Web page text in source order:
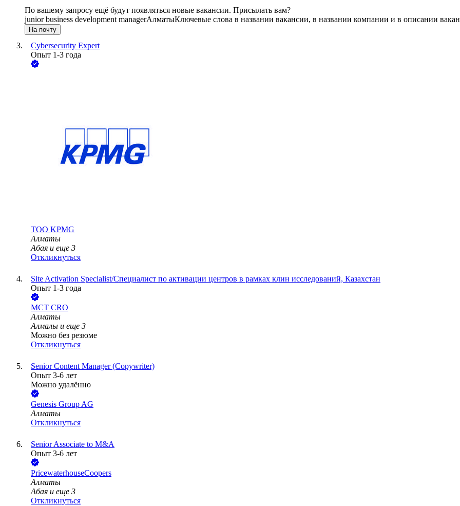
По вашему запросу ещё будут появляться новые вакансии. Присылать вам?
junior business development managerАлматыКлючевые слова в названии вакансии, в названии компании и в описании
На почту
Cybersecurity Expert
Опыт 1-3 года
ТОО KPMG
Алматы
Абая и еще 3
Откликнуться
Site Activation Specialist/Специалист по активации центров в рамках клин исследований, Казахстан
Опыт 1-3 года
MCT CRO
Алматы
Алмалы и еще 3
Можно без резюме
Откликнуться
Senior Content Manager (Copywriter)
Опыт 3-6 лет
Можно удалённо
Genesis Group AG
Алматы
Откликнуться
Senior Associate to M&A
Опыт 3-6 лет
PricewaterhouseCoopers
Алматы
Абая и еще 3
Откликнуться